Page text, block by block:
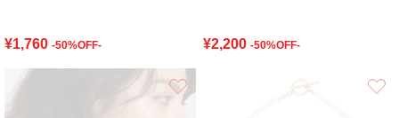
¥1,760 -50%OFF- ¥2,200 -50%OFF-